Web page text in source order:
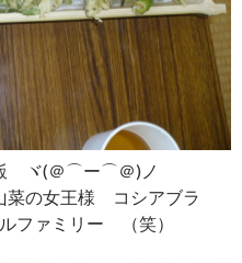
ヾ(＠⌒ー⌒＠)ノ
の女王様 コシアブラ
ァミリー （笑）